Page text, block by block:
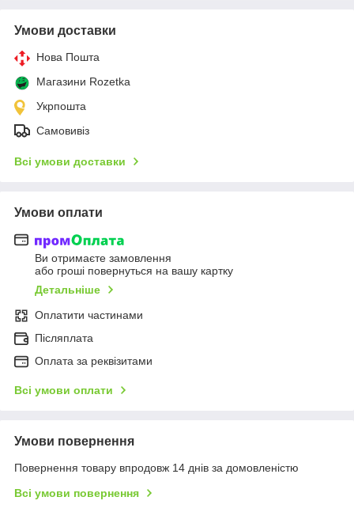
Умови доставки
Нова Пошта
Магазини Rozetka
Укрпошта
Самовивіз
Всі умови доставки
Умови оплати
Ви отримаєте замовлення
або гроші повернуться на вашу картку
Детальніше
Оплатити частинами
Післяплата
Оплата за реквізитами
Всі умови оплати
Умови повернення
Повернення товару впродовж 14 днів за домовленістю
Всі умови повернення